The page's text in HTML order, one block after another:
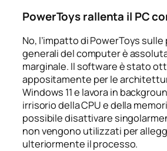
PowerToys rallenta il PC
No, l’impatto di PowerToys
generali del computer è
marginale. Il software è stato
appositamente per le
Windows 11 e lavora in
irrisorio della CPU e della
possibile disattivare
non vengono utilizzati per
ulteriormente il processo.